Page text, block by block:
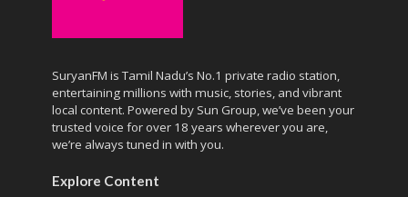
SuryanFM is Tamil Nadu’s No.1 private radio station,
entertaining millions with music, stories, and vibrant
local content. Powered by Sun Group, we’ve been your
trusted voice for over 18 years wherever you are,
we’re always tuned in with you.
Explore Content